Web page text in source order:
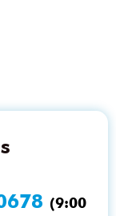
(9:00